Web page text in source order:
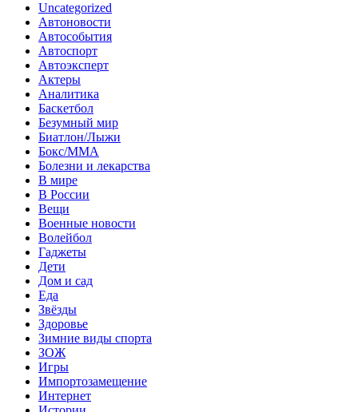
Uncategorized
Автоновости
Автособытия
Автоспорт
Автоэксперт
Актеры
Аналитика
Баскетбол
Безумный мир
Биатлон/Лыжи
Бокс/MMA
Болезни и лекарства
В мире
В России
Вещи
Военные новости
Волейбол
Гаджеты
Дети
Дом и сад
Еда
Звёзды
Здоровье
Зимние виды спорта
ЗОЖ
Игры
Импортозамещение
Интернет